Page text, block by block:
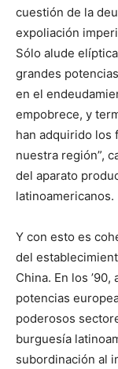
cuestión de la
expoliación
Sólo alude
grandes
en el
empobrece, y
han adquirido los
nuestra región”,
del aparato
latinoamericanos.
Y con esto es
del
China. En los
potencias
poderosos
burguesía
subordinación al